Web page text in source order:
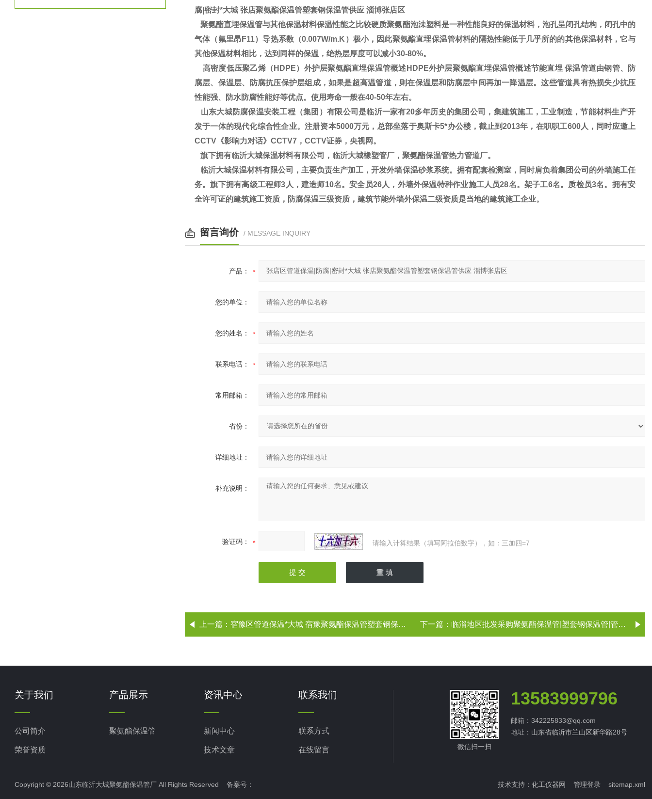
腐|密封*大城 张店聚氨酯保温管塑套钢保温管供应 淄博张店区
聚氨酯直埋保温管与其他保温材料保温性能之比较硬质聚氨酯泡沬塑料是一种性能良好的保温材料，泡孔呈闭孔结构，闭孔中的
气体（氟里昂 F11）导热系数 （0.007W/m.K） 极小，因此聚氨酯直埋保温管材料的隔热性能低于几乎所的的其他保温材料，它与
其他保温材料相比，达到同样的保温，绝热层厚度可以减小30-80%。
高密度低压聚乙烯（HDPE） 外护层聚氨酯直埋保温管概述 HDPE外护层聚氨酯直埋保温管概述节能直埋 保温管道由钢管、防
腐层、保温层、防腐抗压保护层组成，如果是超高温管道，则在保温层和防腐层中间再加一降温层。这些管道具有热损失少抗压
性能强、防水防腐性能好等优点。使用寿命一般在40-50年左右。
山东大城防腐保温安装工程（集团）有限公司是临沂一家有20多年历史的集团公司，集建筑施工，工业制造，节能材料生产开
发于一体的现代化综合性企业。注册资本5000万元，总部坐落于奥斯卡5*办公楼，截止到2013年，在职职工600人，同时应邀上
CCTV《影响力对话》CCTV7，CCTV证券，央视网。
旗下拥有临沂大城保温材料有限公司，临沂大城橡塑管厂，聚氨酯保温管热力管道厂。
临沂大城保温材料有限公司，主要负责生产加工，开发外墙保温砂浆系统。拥有配套检测室，同时肩负着集团公司的外墙施工任
务。旗下拥有高级工程师3人，建造师10名。安全员26人，外墙外保温特种作业施工人员28名。架子工6名。质检员3名。拥有安
全许可证的建筑施工资质，防腐保温三级资质，建筑节能外墙外保温二级资质是当地的建筑施工企业。
留言询价 / MESSAGE INQUIRY
产品：
您的单位：
您的姓名：
联系电话：
常用邮箱：
省份：
详细地址：
补充说明：
验证码： 请输入计算结果（填写阿拉伯数字），如：三加四=7
上一篇： 宿豫区管道保温*大城 宿豫聚氨酯保温管塑套钢保温管 宿迁市宿豫 下一篇： 临淄地区批发采购聚氨酯保温管|塑套钢保温管|管道保温 山东淄博临淄区
关于我们
公司简介
荣誉资质
产品展示
聚氨酯保温管
资讯中心
新闻中心
技术文章
联系我们
联系方式
在线留言 微信扫一扫
13583999796
邮箱：342225833@qq.com
地址：山东省临沂市兰山区新华路28号
Copyright © 2026山东临沂大城聚氨酯保温管厂 All Rights Reserved 备案号： 技术支持： 化工仪器网 管理登录 sitemap.xml